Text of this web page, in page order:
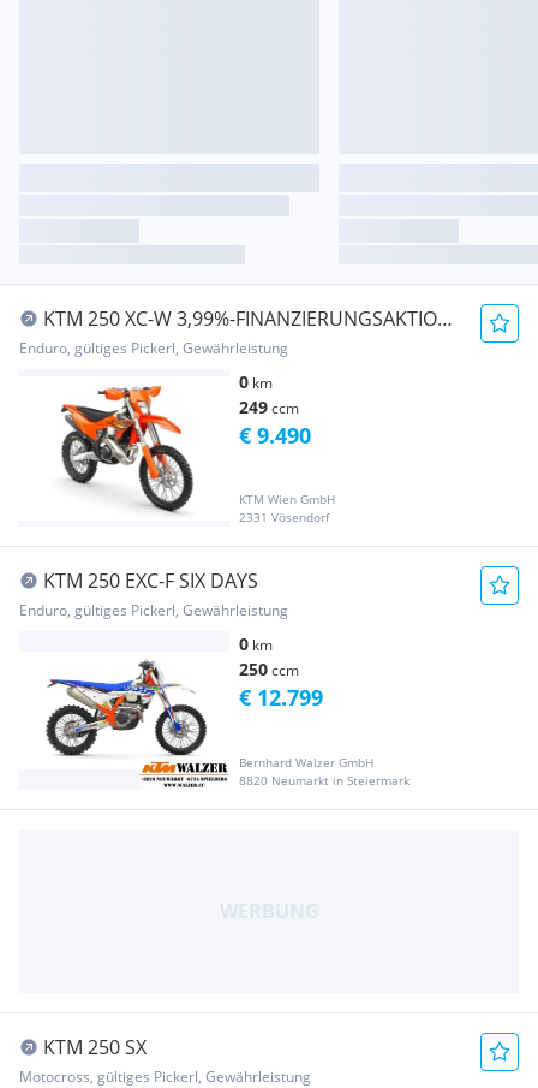
KTM 250 XC-W 3,99%-FINANZIERUNGSAKTION,
MY2026-AKTI...
Enduro, gültiges Pickerl, Gewährleistung
0 km
249ccm
KTM Wien GmbH
2331 Vösendorf
€ 9.490
KTM 250 EXC-F SIX DAYS
Enduro, gültiges Pickerl, Gewährleistung
0 km
250ccm
Bernhard Walzer GmbH
8820 Neumarkt in Steiermark
€ 12.799
KTM 250 SX
Motocross, gültiges Pickerl, Gewährleistung